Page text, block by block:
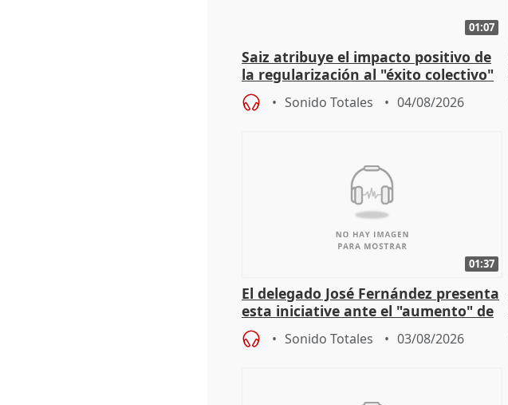
01:07
Saiz atribuye el impacto positivo de
la regularización al "éxito colectivo"
del Gobierno
Sonido Totales 04/08/2026
01:37
El delegado José Fernández presenta
esta iniciative ante el "aumento" de
personas sin hogar en Madri
Sonido Totales 03/08/2026